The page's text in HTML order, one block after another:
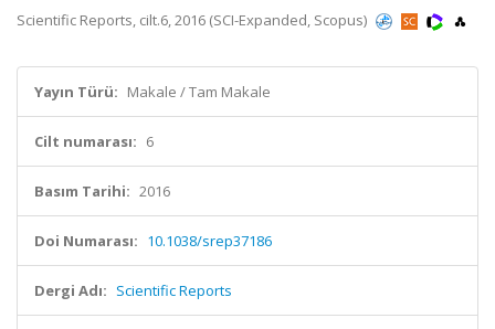
Scientific Reports, cilt.6, 2016 (SCI-Expanded, Scopus)
Yayın Türü: Makale / Tam Makale
Cilt numarası: 6
Basım Tarihi: 2016
Doi Numarası: 10.1038/srep37186
Dergi Adı: Scientific Reports